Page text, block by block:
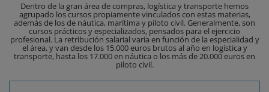
Dentro de la gran área de compras, logística y transporte hemos
agrupado los cursos propiamente vinculados con estas materias,
además de los de náutica, marítima y piloto civil. Generalmente, son
cursos prácticos y especializados, pensados para el ejercicio
profesional. La retribución salarial varía en función de la especialidad y
el área, y van desde los 15.000 euros brutos al año en logística y
transporte, hasta los 17.000 en náutica o los más de 20.000 euros en
piloto civil.